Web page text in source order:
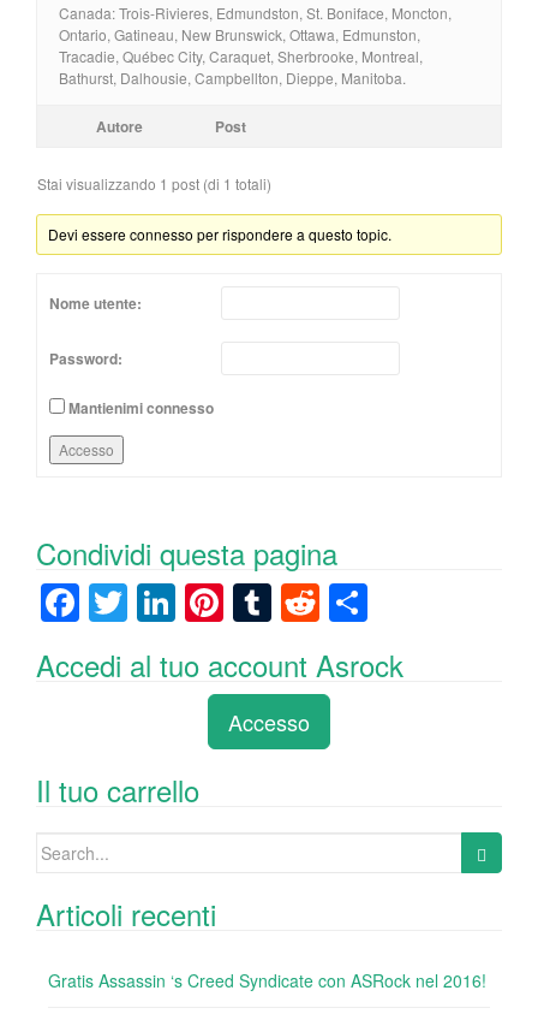
Canada: Trois-Rivieres, Edmundston, St. Boniface, Moncton,
Ontario, Gatineau, New Brunswick, Ottawa, Edmunston,
Tracadie, Québec City, Caraquet, Sherbrooke, Montreal,
Bathurst, Dalhousie, Campbellton, Dieppe, Manitoba.
Autore Post
Stai visualizzando 1 post (di 1 totali)
Devi essere connesso per rispondere a questo topic.
Nome utente:
Password:
Mantienimi connesso
Accesso
Condividi questa pagina
F
c
o
o
k
T
wi
tt
Li
k
n
Pi
er
e
st
T
m
bl
r
R
e
d
di
t
n
Accedi al tuo account Asrock
Accesso
Il tuo carrello
Search
Articoli recenti
Gratis Assassin ‘s Creed Syndicate con ASRock nel 2016!